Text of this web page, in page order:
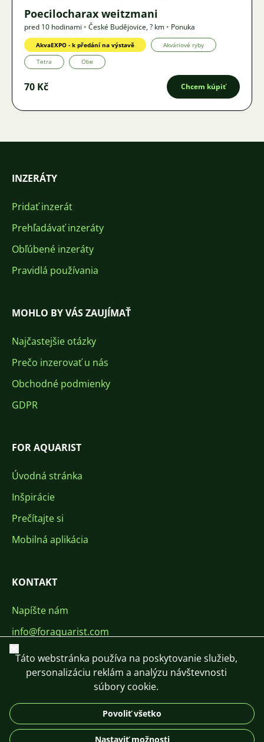
Poecilocharax weitzmani
pred 10 hodinami • České Budějovice,? km • Ponuka
AkvaEXPO - k předání na výstavě Akváriové ryby
Tetra Obe
70 Kč Chcem kúpiť
INZERÁTY
Pridať inzerát
Prehľadávať inzeráty
Obľúbené inzeráty
Pravidlá používania
MOHLO BY VÁS ZAUJÍMAŤ
Najčastejšie otázky
Prečo inzerovať u nás
Obchodné podmienky
GDPR
FOR AQUARIST
Úvodná stránka
Inšpirácie
Prečítajte si
Mobilná aplikácia
KONTAKT
Napíšte nám
info@foraquarist.com
+420 603 449 602
DE
Zavrieť
Táto webstránka používa na poskytovanie služieb,
personalizáciu reklám a analýzu návštevnosti
súbory cookie.
Povoliť všetko
Nastaviť možnosti